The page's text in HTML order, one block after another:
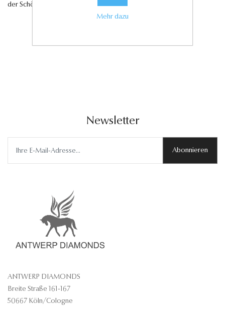
der Schönheit und Eleganz unserer Kollektionen verzaubern.
Newsletter
Abonnieren
ANTWERP DIAMONDS
Breite Straße 161-167
50667 Köln/Cologne
Mehr dazu